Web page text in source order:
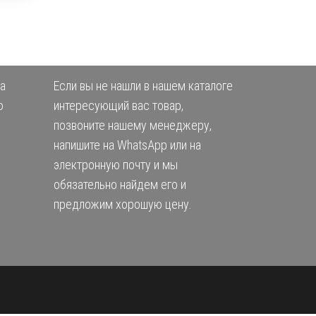
Если вы не нашли в нашем каталоге
интересующий вас товар,
позвоните нашему менеджеру,
напишите на WhatsApp или на
электронную почту и мы
обязательно найдем его и
предложим хорошую цену.